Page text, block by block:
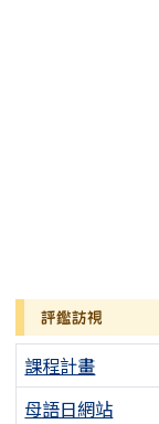
評鑑訪視
課程計畫
母語日網站